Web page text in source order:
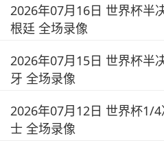
2026年07月16日 世界杯半
根廷 全场录像
2026年07月15日 世界杯半
牙 全场录像
2026年07月12日 世界杯1/
士 全场录像